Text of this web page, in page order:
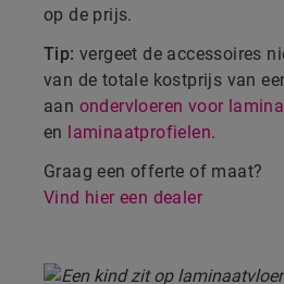
op de prijs.
Tip: vergeet de accessoires
van de totale kostprijs van
aan ondervloeren voor
en laminaatprofielen.
Graag een offerte of maat?
Vind hier een dealer